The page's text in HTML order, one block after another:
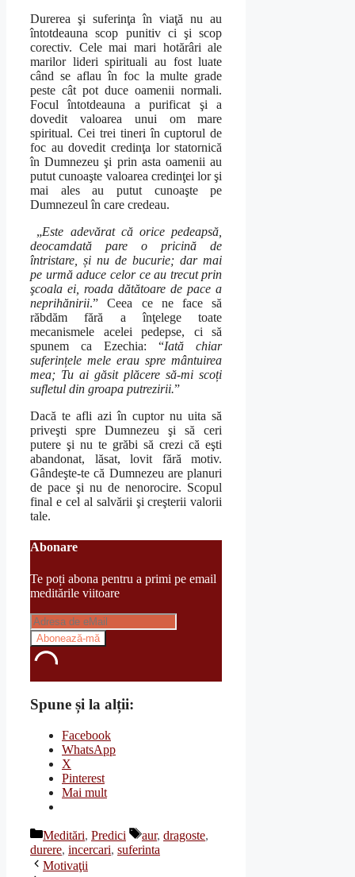
Durerea şi suferinţa în viaţă nu au
întotdeauna scop punitiv ci şi scop
corectiv. Cele mai mari hotărâri ale
marilor lideri spirituali au fost luate
când se aflau în foc la multe grade
peste cât pot duce oamenii normali.
Focul întotdeauna a purificat şi a
dovedit valoarea unui om mare
spiritual. Cei trei tineri în cuptorul de
foc au dovedit credinţa lor statornică
în Dumnezeu şi prin asta oamenii au
putut cunoaşte valoarea credinţei lor şi
mai ales au putut cunoaşte pe
Dumnezeul în care credeau.
„Este adevărat că orice pedeapsă,
deocamdată pare o pricină de
întristare, și nu de bucurie; dar mai
pe urmă aduce celor ce au trecut prin
şcoala ei, roada dătătoare de pace a
neprihănirii.” Ceea ce ne face să
răbdăm fără a înţelege toate
mecanismele acelei pedepse, ci să
spunem ca Ezechia: “Iată chiar
suferințele mele erau spre mântuirea
mea; Tu ai găsit plăcere să-mi scoți
sufletul din groapa putrezirii.”
Dacă te afli azi în cuptor nu uita să
priveşti spre Dumnezeu şi să ceri
putere şi nu te grăbi să crezi că eşti
abandonat, lăsat, lovit fără motiv.
Gândeşte-te că Dumnezeu are planuri
de pace şi nu de nenorocire. Scopul
final e cel al salvării şi creşterii valorii
tale.
Abonare
Te poți abona pentru a primi pe email
meditările viitoare
Spune și la alții:
Facebook
WhatsApp
X
Pinterest
Mai mult
Categorii
Meditări, Predici Etichete
aur, dragoste,
durere, incercari, suferinta
Motivaţii